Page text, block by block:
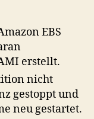
EBS
erstellt.
nicht
gestoppt und
neu gestartet.